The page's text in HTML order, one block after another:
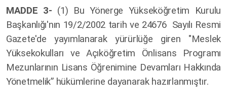
MADDE 3- (1) Bu Yönerge Yükseköğretim Kurulu
Başkanlığı'nın 19/2/2002 tarih ve 24676 Sayılı Resmi
Gazete'de yayımlanarak yürürlüğe giren "Meslek
Yüksekokulları ve Açıköğretim Önlisans Programı
Mezunlarının Lisans Öğrenimine Devamları Hakkında
Yönetmelik” hükümlerine dayanarak hazırlanmıştır.